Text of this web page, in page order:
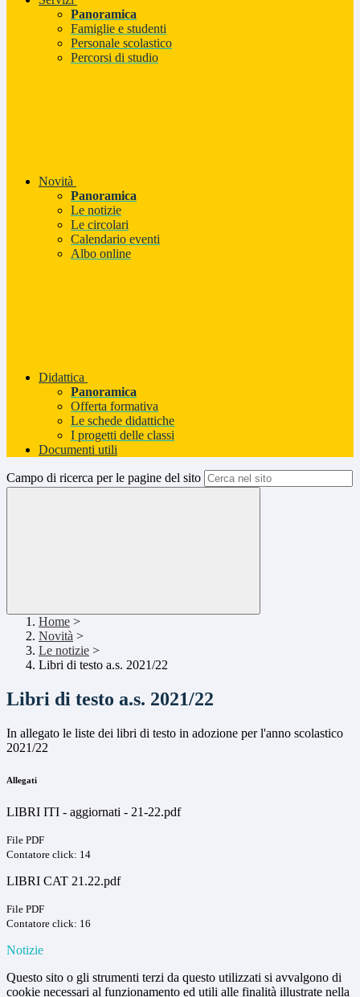
Panoramica
Famiglie e studenti
Personale scolastico
Percorsi di studio
Novità
Panoramica
Le notizie
Le circolari
Calendario eventi
Albo online
Didattica
Panoramica
Offerta formativa
Le schede didattiche
I progetti delle classi
Documenti utili
Campo di ricerca per le pagine del sito
Home >
Novità >
Le notizie >
Libri di testo a.s. 2021/22
Libri di testo a.s. 2021/22
In allegato le liste dei libri di testo in adozione per l'anno scolastico
2021/22
Allegati
LIBRI ITI - aggiornati - 21-22.pdf
File PDF
Contatore click: 14
LIBRI CAT 21.22.pdf
File PDF
Contatore click: 16
Notizie
Questo sito o gli strumenti terzi da questo utilizzati si avvalgono di
cookie necessari al funzionamento ed utili alle finalità illustrate nella